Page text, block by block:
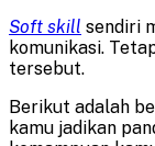
Soft skill sendiri
komunikasi.
tersebut.
Berikut adalah
kamu jadikan